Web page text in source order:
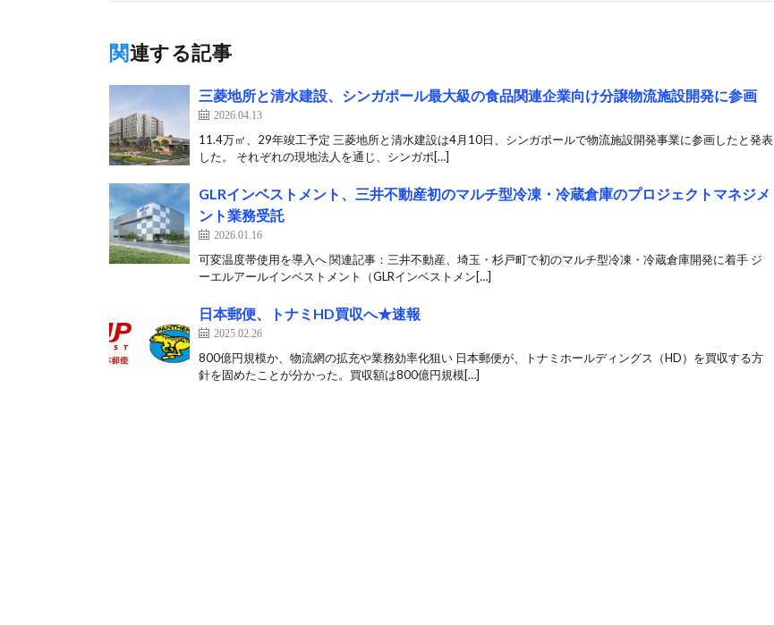
関連する記事
三菱地所と清水建設、シンガポール最大級の食品関連企業向け分譲物流施設開発に参画
2026.04.13
11.4万㎡、29年竣工予定 三菱地所と清水建設は4月10日、シンガポールで物流施設開発事業に参画したと発表
した。 それぞれの現地法人を通じ、シンガポ[…]
GLRインベストメント、三井不動産初のマルチ型冷凍・冷蔵倉庫のプロジェクトマネジメ
ント業務受託
2026.01.16
可変温度帯使用を導入へ 関連記事：三井不動産、埼玉・杉戸町で初のマルチ型冷凍・冷蔵倉庫開発に着手 ジ
ーエルアールインベストメント（GLRインベストメン[…]
日本郵便、トナミHD買収へ★速報
2025.02.26
800億円規模か、物流網の拡充や業務効率化狙い 日本郵便が、トナミホールディングス（HD）を買収する方
針を固めたことが分かった。買収額は800億円規模[…]